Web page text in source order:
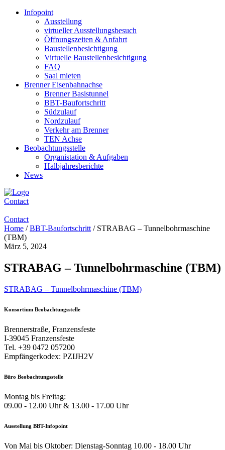
Infopoint
Ausstellung
virtueller Ausstellungsbesuch
Öffnungszeiten & Anfahrt
Baustellenbesichtigung
Virtuelle Baustellenbesichtigung
FAQ
Saal mieten
Brenner Eisenbahnachse
Brenner Basistunnel
BBT-Baufortschritt
Südzulauf
Nordzulauf
Verkehr am Brenner
TEN Achse
Beobachtungsstelle
Organistation & Aufgaben
Halbjahresberichte
News
Contact
Contact
Home /BBT-Baufortschritt / STRABAG – Tunnelbohrmaschine
(TBM)
März 5, 2024
STRABAG – Tunnelbohrmaschine (TBM)
STRABAG – Tunnelbohrmaschine (TBM)
Konsortium Beobachtungsstelle
Brennerstraße, Franzensfeste
I-39045 Franzensfeste
Tel. +39 0472 057200
Empfängerkodex: PZIJH2V
Büro Beobachtungsstelle
Montag bis Freitag:
09.00 - 12.00 Uhr & 13.00 - 17.00 Uhr
Ausstellung BBT-Infopoint
Von Mai bis Oktober: Dienstag-Sonntag 10.00 - 18.00 Uhr